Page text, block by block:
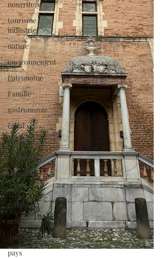
nourriture
tourisme
industriel
nature
environnement
Patrimoine
Famille
gastronomie
canal
boutique
magasins
shopping
Art
religion
orient
Antiquité
pays